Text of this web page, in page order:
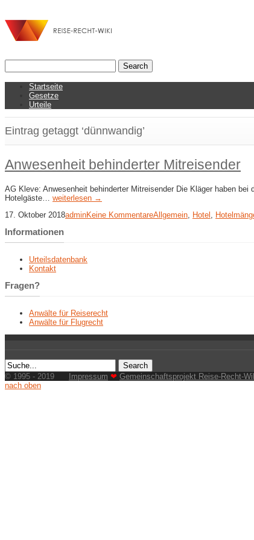
Startseite
Gesetze
Urteile
Eintrag getaggt ‘dünnwandig’
Anwesenheit behinderter Mitreisender
AG Kleve: Anwesenheit behinderter Mitreisender Die Kläger haben
Hotelgäste… weiterlesen →
17. Oktober 2018adminKeine KommentareAllgemein, Hotel ,
Informationen
Urteilsdatenbank
Kontakt
Fragen?
Anwälte für Reiserecht
Anwälte für Flugrecht
© 1995 - 2019 Impressum ❤ Gemeinschaftsprojekt Reise-Recht-
nach oben